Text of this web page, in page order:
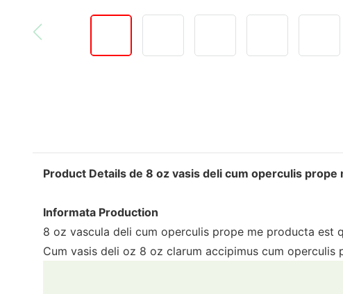
Product Details de 8 oz vasis deli cum operculis prope
Informata Production
8 oz vascula deli cum operculis prope me producta
Cum vasis deli oz 8 oz clarum accipimus cum